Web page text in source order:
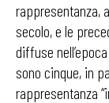
rappresentanza,
secolo, e le
diffuse
sono cinque, in
rappresentanza